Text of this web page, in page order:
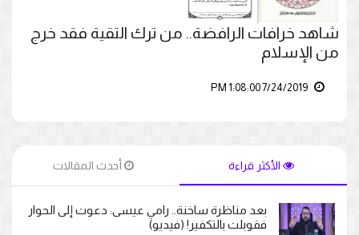
شاهد خرافات الرافضة.. من ترك التقية فقد خرج
من الإسلام
الأكثر قراءة أحدث المقالات
بعد مناظرة ساخنة.. رامي عيسى: دعوت إلى الحوار
فقوبلت بالتكفير! (فيديو)